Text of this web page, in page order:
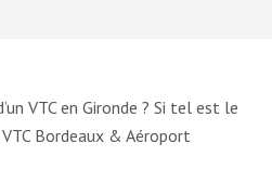
VTC en Gironde ? Si tel est le
Bordeaux & Aéroport